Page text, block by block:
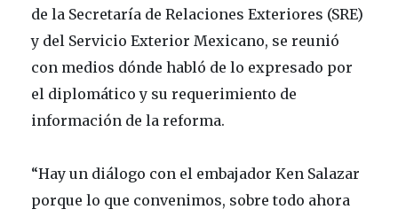
de la Secretaría de Relaciones Exteriores (SRE)
y del Servicio Exterior Mexicano, se reunió
con medios dónde habló de lo expresado por
el diplomático y su requerimiento de
información de la reforma.
“Hay un diálogo con el embajador Ken Salazar
porque lo que convenimos, sobre todo ahora